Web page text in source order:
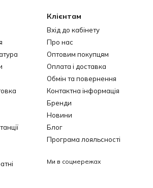
Клієнтам
Вхід до кабінету
Про нас
Оптовим покупцям
Оплата і доставка
Обмін та повернення
Контактна інформація
Бренди
Новини
Блог
Програма лояльсності
Ми в соцмережах